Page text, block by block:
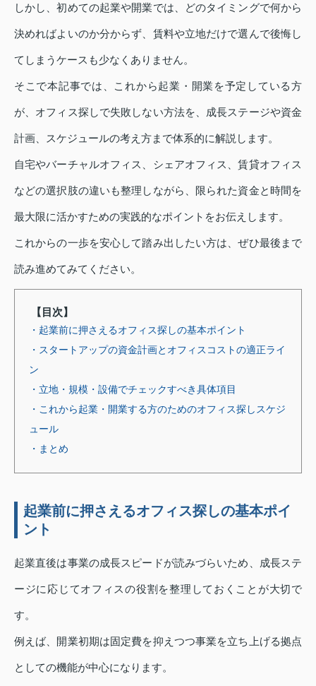
しかし、初めての起業や開業では、どのタイミングで何から
決めればよいのか分からず、賃料や立地だけで選んで後悔し
てしまうケースも少なくありません。
そこで本記事では、これから起業・開業を予定している方
が、オフィス探しで失敗しない方法を、成長ステージや資金
計画、スケジュールの考え方まで体系的に解説します。
自宅やバーチャルオフィス、シェアオフィス、賃貸オフィス
などの選択肢の違いも整理しながら、限られた資金と時間を
最大限に活かすための実践的なポイントをお伝えします。
これからの一歩を安心して踏み出したい方は、ぜひ最後まで
読み進めてみてください。
【目次】
・起業前に押さえるオフィス探しの基本ポイント
・スタートアップの資金計画とオフィスコストの適正ライ
ン
・立地・規模・設備でチェックすべき具体項目
・これから起業・開業する方のためのオフィス探しスケジ
ュール
・まとめ
起業前に押さえるオフィス探しの基本ポイ
ント
起業直後は事業の成長スピードが読みづらいため、成長ステ
ージに応じてオフィスの役割を整理しておくことが大切で
す。
例えば、開業初期は固定費を抑えつつ事業を立ち上げる拠点
としての機能が中心になります。